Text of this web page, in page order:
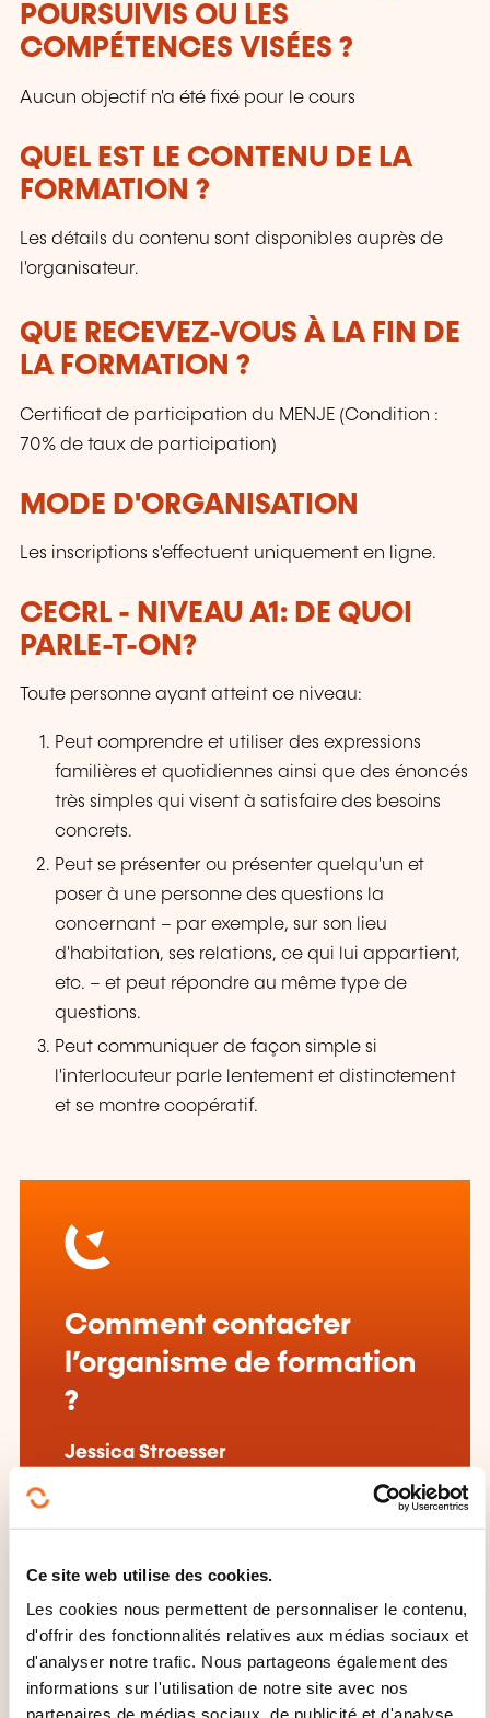
Ce site web utilise des cookies.
Les cookies nous permettent de personnaliser le contenu,
d'offrir des fonctionnalités relatives aux médias sociaux et
d'analyser notre trafic. Nous partageons également des
informations sur l'utilisation de notre site avec nos
partenaires de médias sociaux, de publicité et d'analyse,
POURSUIVIS OU LES
COMPÉTENCES VISÉES ?
Aucun objectif n'a été fixé pour le cours
QUEL EST LE CONTENU DE LA
FORMATION ?
Les détails du contenu sont disponibles auprès de
l'organisateur.
QUE RECEVEZ-VOUS À LA FIN DE
LA FORMATION ?
Certificat de participation du MENJE (Condition :
70% de taux de participation)
MODE D'ORGANISATION
Les inscriptions s'effectuent uniquement en ligne.
CECRL - NIVEAU A1: DE QUOI
PARLE-T-ON?
Toute personne ayant atteint ce niveau:
Peut comprendre et utiliser des expressions
familières et quotidiennes ainsi que des énoncés
très simples qui visent à satisfaire des besoins
concrets.
Peut se présenter ou présenter quelqu'un et
poser à une personne des questions la
concernant – par exemple, sur son lieu
d'habitation, ses relations, ce qui lui appartient,
etc. – et peut répondre au même type de
questions.
Peut communiquer de façon simple si
l'interlocuteur parle lentement et distinctement
et se montre coopératif.
Comment contacter
l’organisme de formation
?
Jessica Stroesser
formation: Ministère de l'Éducation
nationale, de l'Enfance et de la
Jeunesse